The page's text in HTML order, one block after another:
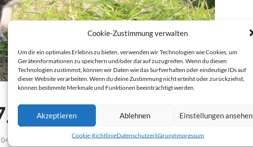
Cookie-Zustimmung verwalten
Um dir ein optimales Erlebnis zu bieten, verwenden wir Technologien wie Cookies, um
Geräteinformationen zu speichern und/oder darauf zuzugreifen. Wenn du diesen
Technologien zustimmst, können wir Daten wie das Surfverhalten oder eindeutige IDs auf
dieser Website verarbeiten. Wenn du deine Zustimmung nicht erteilst oder zurückziehst,
können bestimmte Merkmale und Funktionen beeinträchtigt werden.
Akzeptieren Ablehnen Einstellungen ansehen
Cookie-RichtlinieDatenschutzerklärungImpressum
PX